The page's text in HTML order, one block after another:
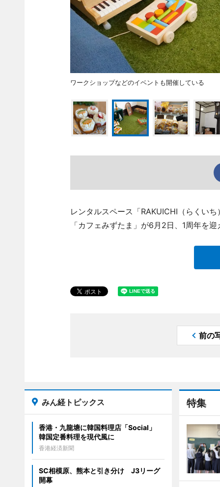
ワークショップなどのイベントも開催している
レンタルスペース「RAKUICHI（らくい
「カフェみずたま」が6月2日、1周年を迎
前の
特集
みん経トピックス
香港・九龍塘に韓国料理店「Social」
韓国定番料理を現代風に
香港経済新聞
SC相模原、熊本と引き分け J3リーグ
開幕